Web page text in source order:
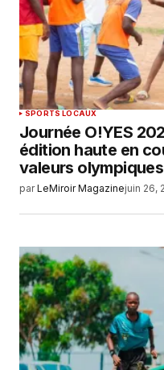
SPORTS LOCAUX
Journée O!YES
édition haute en
valeurs olympiques
par LeMiroir Magazinejuin 26,